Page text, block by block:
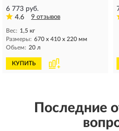
6 773 руб.
4.6
9 отзывов
Вес: 1,5 кг
Размеры: 670 x 410 x 220 мм
Обьем: 20 л
КУПИТЬ
Последние